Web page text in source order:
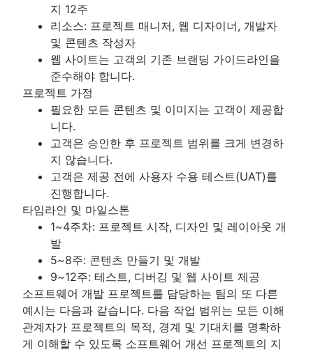
지 12주
리소스: 프로젝트 매니저, 웹 디자이너, 개발자
및 콘텐츠 작성자
웹 사이트는 고객의 기존 브랜딩 가이드라인을
준수해야 합니다.
프로젝트 가정
필요한 모든 콘텐츠 및 이미지는 고객이 제공합
니다.
고객은 승인한 후 프로젝트 범위를 크게 변경하
지 않습니다.
고객은 제공 전에 사용자 수용 테스트(UAT)를
진행합니다.
타임라인 및 마일스톤
1~4주차: 프로젝트 시작, 디자인 및 레이아웃 개
발
5~8주: 콘텐츠 만들기 및 개발
9~12주: 테스트, 디버깅 및 웹 사이트 제공
소프트웨어 개발 프로젝트를 담당하는 팀의 또 다른
예시는 다음과 같습니다. 다음 작업 범위는 모든 이해
관계자가 프로젝트의 목적, 경계 및 기대치를 명확하
게 이해할 수 있도록 소프트웨어 개선 프로젝트의 지